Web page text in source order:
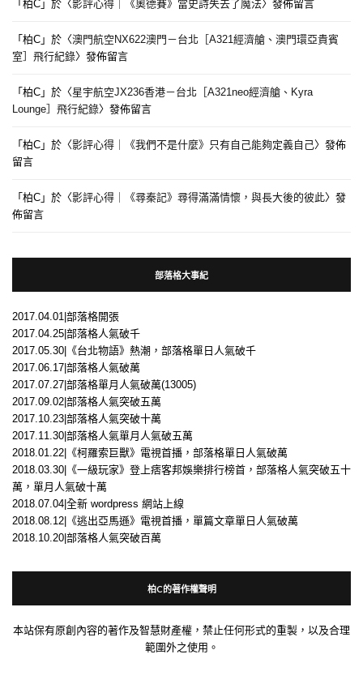
「 柏C 」於〈影評心得｜《奧德賽》當史詩失去了魔法〉發佈留言
「 柏C 」於〈澳門航空NX622澳門－台北［A321經濟艙、澳門環亞貴賓
室］飛行紀錄〉發佈留言
「 柏C 」於〈星宇航空JX236香港－台北［A321neo經濟艙、Kyra
Lounge］飛行紀錄〉發佈留言
「 柏C 」於〈影評心得｜《我們不是什麼》只有自己能夠定義自己〉發佈
留言
「 柏C 」於〈影評心得｜《尋秦記》尋得滿滿情懷，與長大後的彼此〉發
佈留言
部落格大事紀
2017.04.01|部落格開張
2017.04.25|部落格人氣破千
2017.05.30|《台北物語》熱潮，部落格單日人氣破千
2017.06.17|部落格人氣破萬
2017.07.27|部落格單月人氣破萬(13005)
2017.09.02|部落格人氣突破五萬
2017.10.23|部落格人氣突破十萬
2017.11.30|部落格人氣單月人氣破五萬
2018.01.22|《柯羅索巨獸》電視首播，部落格單日人氣破萬
2018.03.30|《一級玩家》登上痞客邦娛樂排行榜首，部落格人氣突破五十
萬，單月人氣破十萬
2018.07.04|全新 wordpress 網站上線
2018.08.12|《逃出亞馬遜》電視首播，單篇文章單日人氣破萬
2018.10.20|部落格人氣突破百萬
柏C的著作權聲明
本站保有原創內容的著作及智慧財產權，禁止任何形式的重製，以及合理
範圍外之使用。